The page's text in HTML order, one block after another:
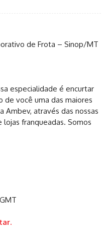
de Frota – Sinop/MT
especialidade é encurtar
de você uma das maiores
Ambev, através das nossas
lojas franqueadas. Somos